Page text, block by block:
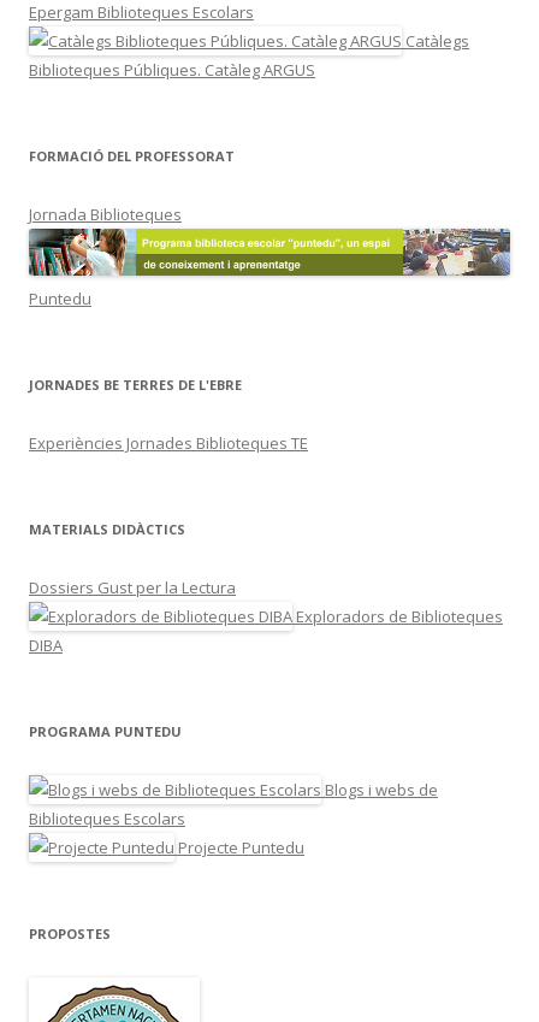
Epergam Biblioteques Escolars
Catàlegs
Biblioteques Públiques. Catàleg ARGUS
FORMACIÓ DEL PROFESSORAT
Jornada Biblioteques
Puntedu
JORNADES BE TERRES DE L'EBRE
Experiències Jornades Biblioteques TE
MATERIALS DIDÀCTICS
Dossiers Gust per la Lectura
Exploradors de Biblioteques
DIBA
PROGRAMA PUNTEDU
Blogs i webs de
Biblioteques Escolars
Projecte Puntedu
PROPOSTES